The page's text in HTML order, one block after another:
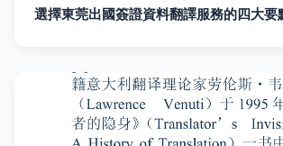
選擇東莞出國簽證資料翻譯服務的四大要